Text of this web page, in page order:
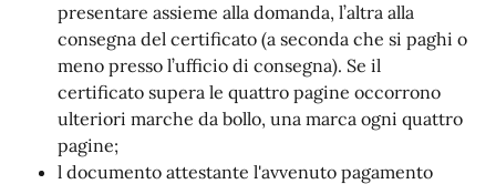
presentare assieme alla domanda, l’altra alla
consegna del certificato (a seconda che si paghi o
meno presso l’ufficio di consegna). Se il
certificato supera le quattro pagine occorrono
ulteriori marche da bollo, una marca ogni quattro
pagine;
l documento attestante l'avvenuto pagamento